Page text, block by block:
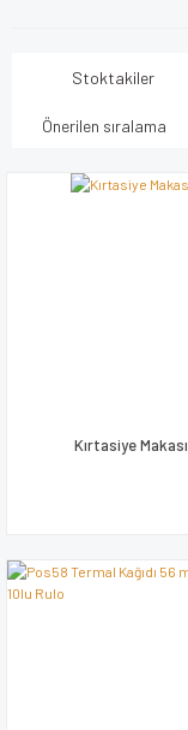
Stoktakiler
Kırtasiye Makası